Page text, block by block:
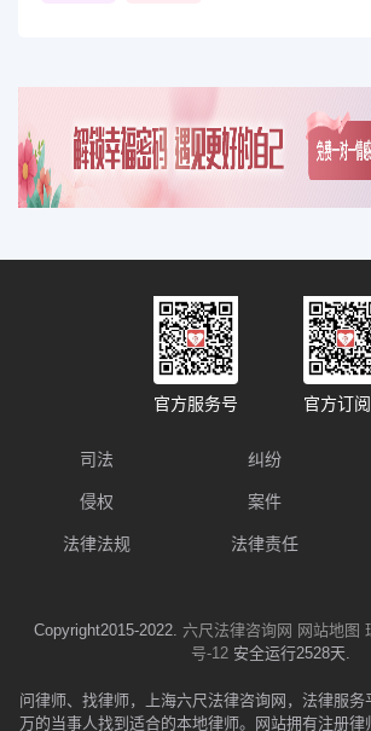
官方服务号 官方订
司法 纠纷
侵权 案件
法律法规 法律责任
Copyright2015-2022. 六尺法律咨询网 网站地图
号-12 安全运行2528天.
问律师、找律师，上海六尺法律咨询网，法律服
万的当事人找到适合的本地律师。网站拥有注册